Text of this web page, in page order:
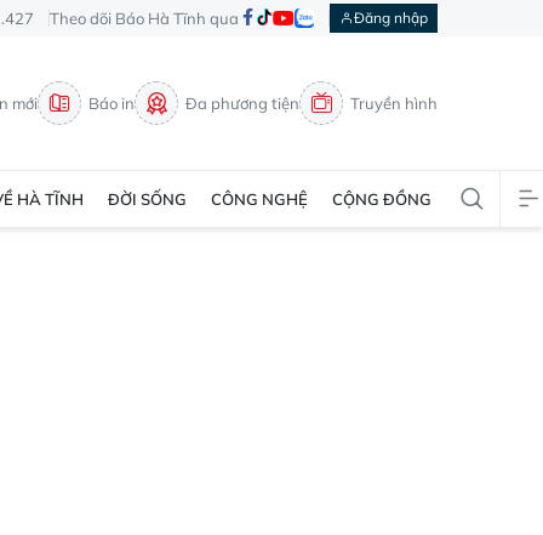
Theo dõi Báo Hà Tĩnh qua Đăng nhập
mới Báo in Đa phương tiện Truyền hình
HÀ TĨNH ĐỜI SỐNG CÔNG NGHỆ CỘNG ĐỒNG